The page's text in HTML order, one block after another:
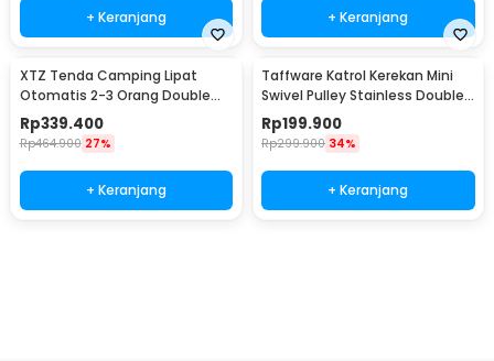
+ Keranjang + Keranjang
XTZ Tenda Camping Lipat
Otomatis 2-3 Orang Double
Layer Waterproof - SH-020
Rp339.400
Rp464.900 27%
+ Keranjang
Taffware Katrol Kerekan Mini
Swivel Pulley Stainless Double
Wheel M100
Rp199.900
Rp299.900 34%
+ Keranjang